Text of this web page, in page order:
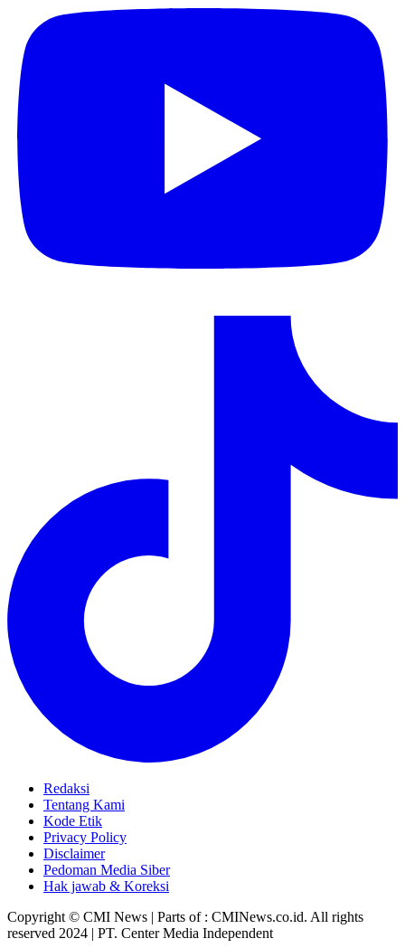
Redaksi
Tentang Kami
Kode Etik
Privacy Policy
Disclaimer
Pedoman Media Siber
Hak jawab & Koreksi
Copyright © CMI News | Parts of : CMINews.co.id. All rights
reserved 2024 | PT. Center Media Independent